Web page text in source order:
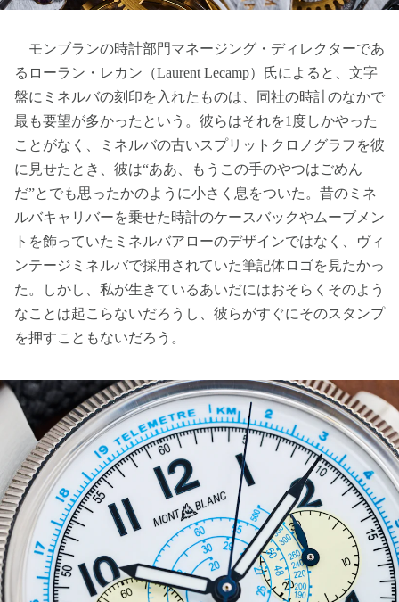
モンブランの時計部門マネージング・ディレクターであ
るローラン・レカン（Laurent Lecamp）氏によると、文字
盤にミネルバの刻印を入れたものは、同社の時計のなかで
最も要望が多かったという。彼らはそれを1度しかやった
ことがなく、ミネルバの古いスプリットクロノグラフを彼
に見せたとき、彼は“ああ、もうこの手のやつはごめん
だ”とでも思ったかのように小さく息をついた。昔のミネ
ルバキャリバーを乗せた時計のケースバックやムーブメン
トを飾っていたミネルバアローのデザインではなく、ヴィ
ンテージミネルバで採用されていた筆記体ロゴを見たかっ
た。しかし、私が生きているあいだにはおそらくそのよう
なことは起こらないだろうし、彼らがすぐにそのスタンプ
を押すこともないだろう。